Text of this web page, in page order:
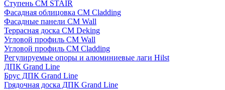
Ступень CM STAIR
Фасадная облицовка CM Cladding
Фасадные панели CM Wall
Террасная доска CM Deking
Угловой профиль CM Wall
Угловой профиль CM Cladding
Регулируемые опоры и алюминиевые лаги Hilst
ДПК Grand Line
Брус ДПК Grand Line
Грядочная доска ДПК Grand Line